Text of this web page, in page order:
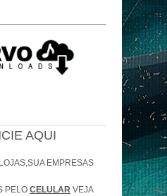
AQUI
EMPRESAS
PELO CELULAR VEJA